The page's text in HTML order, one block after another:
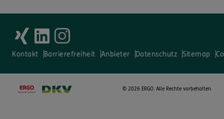
Kontakt Barrierefreiheit Anbieter Datenschutz Sitemap
© 2026 ERGO. Alle Rechte vorbehalten.